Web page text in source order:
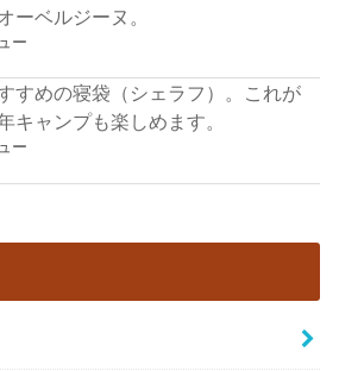
ーベルジーヌ。
ー
すめの寝袋（シェラフ）。これが
キャンプも楽しめます。
ー